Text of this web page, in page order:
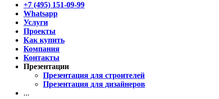
+7 (495) 151-09-99
Whatsapp
Услуги
Проекты
Как купить
Компания
Контакты
Презентации
Презентация для строителей
Презентация для дизайнеров
...